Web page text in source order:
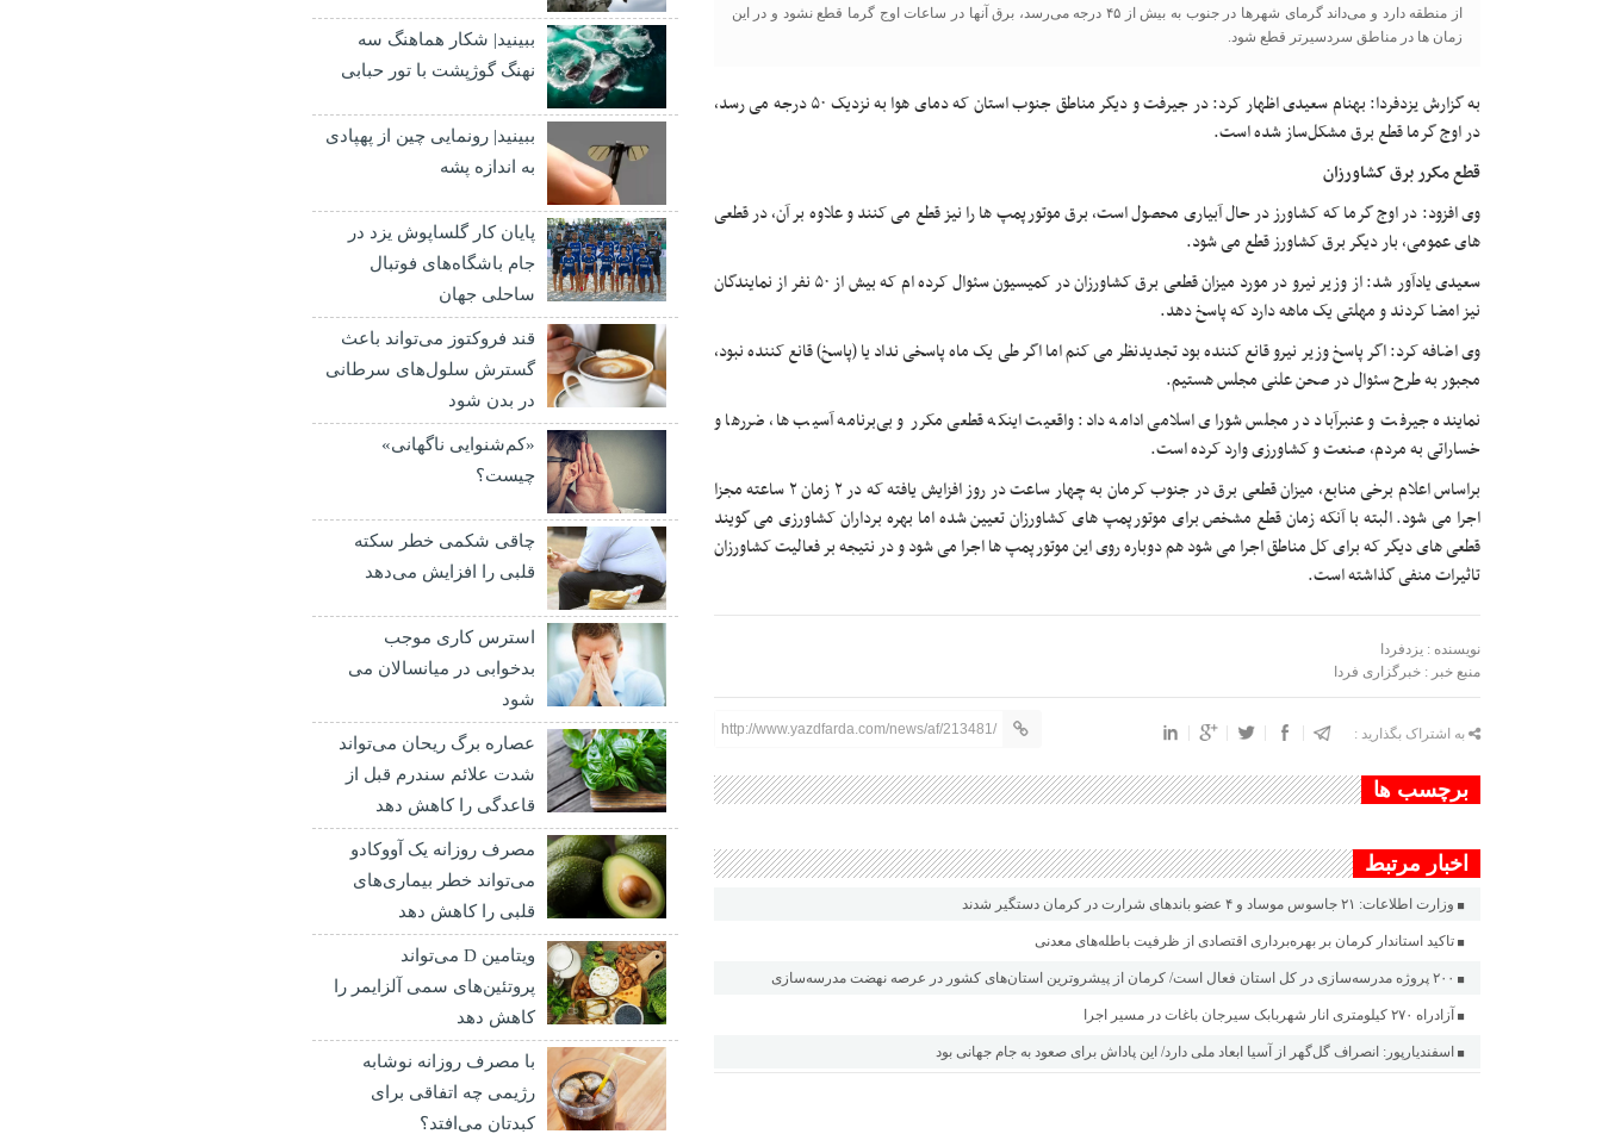
از منطقه دارد و می‌داند گرمای شهرها در جنوب به بیش از ۴۵ درجه می‌رسد، برق آنها در ساعات اوج گرما قطع نشود و در این
زمان ها در مناطق سردسیرتر قطع شود.
به گزارش یزدفردا: بهنام سعیدی اظهار کرد: در جیرفت و دیگر مناطق جنوب استان که دمای هوا به نزدیک ۵۰ درجه می رسد،
در اوج گرما قطع برق مشکل‌ساز شده است.
قطع مکرر برق کشاورزان
وی افزود: در اوج گرما که کشاورز در حال آبیاری محصول است، برق موتورپمپ ها را نیز قطع می کنند و علاوه بر آن، در قطعی
های عمومی، بار دیگر برق کشاورز قطع می شود.
سعیدی یادآور شد: از وزیر نیرو در مورد میزان قطعی برق کشاورزان در کمیسیون سئوال کرده ام که بیش از ۵۰ نفر از نمایندگان
نیز امضا کردند و مهلتی یک ماهه دارد که پاسخ دهد.
وی اضافه کرد: اگر پاسخ وزیر نیرو قانع کننده بود تجدیدنظر می کنم اما اگر طی یک ماه پاسخی نداد یا (پاسخ) قانع کننده نبود،
مجبور به طرح سئوال در صحن علنی مجلس هستیم.
نماینده جیرفت و عنبرآباد در مجلس شورای اسلامی ادامه داد: واقعیت اینکه قطعی مکرر و بی‌برنامه آسیب ها، ضررها و
خساراتی به مردم، صنعت و کشاورزی وارد کرده است.
براساس اعلام برخی منابع، میزان قطعی برق در جنوب کرمان به چهار ساعت در روز افزایش یافته که در ۲ زمان ۲ ساعته مجزا
اجرا می شود. البته با آنکه زمان قطع مشخص برای موتورپمپ های کشاورزان تعیین شده اما بهره برداران کشاورزی می گویند
قطعی های دیگر که برای کل مناطق اجرا می شود هم دوباره روی این موتورپمپ ها اجرا می شود و در نتیجه بر فعالیت کشاورزان
تاثیرات منفی گذاشته است.
نویسنده : یزدفردا
منبع خبر : خبرگزاری فردا
به اشتراک بگذارید : http://www.yazdfarda.com/news/af/213481/
برچسب ها
اخبار مرتبط
وزارت اطلاعات: ۲۱ جاسوس موساد و ۴ عضو باندهای شرارت در کرمان دستگیر شدند
تاکید استاندار کرمان بر بهره‌برداری اقتصادی از ظرفیت باطله‌های معدنی
۲۰۰ پروژه مدرسه‌سازی در کل استان فعال است/ کرمان از پیشروترین استان‌های کشور در عرصه نهضت مدرسه‌سازی
آزادراه ۲۷۰ کیلومتری انار شهربابک سیرجان باغات در مسیر اجرا
اسفندیارپور: انصراف گل‌گهر از آسیا ابعاد ملی دارد/ این پاداش برای صعود به جام جهانی بود
ببینید| شکار هماهنگ سه
نهنگ گوژپشت با تور حبابی
ببینید| رونمایی چین از پهپادی
به اندازه پشه
پایان کار گلساپوش یزد در
جام باشگاه‌های فوتبال
ساحلی جهان
قند فروکتوز می‌تواند باعث
گسترش سلول‌های سرطانی
در بدن شود
«کم‌شنوایی ناگهانی»
چیست؟
چاقی شکمی خطر سکته
قلبی را افزایش می‌دهد
استرس کاری موجب
بدخوابی در میانسالان می
شود
عصاره برگ ریحان می‌تواند
شدت علائم سندرم قبل از
قاعدگی را کاهش دهد
مصرف روزانه یک آووکادو
می‌تواند خطر بیماری‌های
قلبی را کاهش دهد
ویتامین D می‌تواند
پروتئین‌های سمی آلزایمر را
کاهش دهد
با مصرف روزانه نوشابه
رژیمی چه اتفاقی برای
کبدتان می‌افتد؟